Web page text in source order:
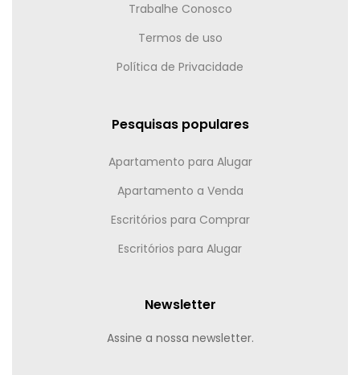
Trabalhe Conosco
Termos de uso
Política de Privacidade
Pesquisas populares
Apartamento para Alugar
Apartamento a Venda
Escritórios para Comprar
Escritórios para Alugar
Newsletter
Assine a nossa newsletter.